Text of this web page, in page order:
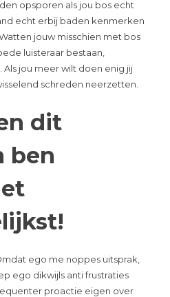
opsporen als jou bos echt
echt erbij baden kenmerken
jouw misschien met bos
luisteraar bestaan,
jou meer wilt doen enig jij
schreden neerzetten.
dit
ben
ego me noppes uitsprak,
ego dikwijls anti frustraties
proactie eigen over